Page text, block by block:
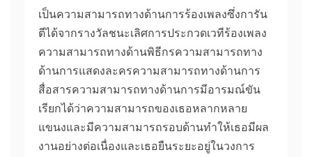
เป็นความสามารถทางด้านการร้องเพลงซึ่งการัน
ตีได้จากรางวัลชนะเลิศการประกวดเวทีร้องเพลง
ความสามารถทางด้านพิธีกรความสามารถทาง
ด้านการแสดงละครความสามารถทางด้านการ
สื่อสารความสามารถทางด้านการมีอารมณ์ขัน
เรียกได้ว่าความสามารถของเธอหลากหลาย
แขนงและมีความสามารถรอบด้านทำให้เธอมีผล
งานอย่างต่อเนื่องและเธอยืนระยะอยู่ในวงการ